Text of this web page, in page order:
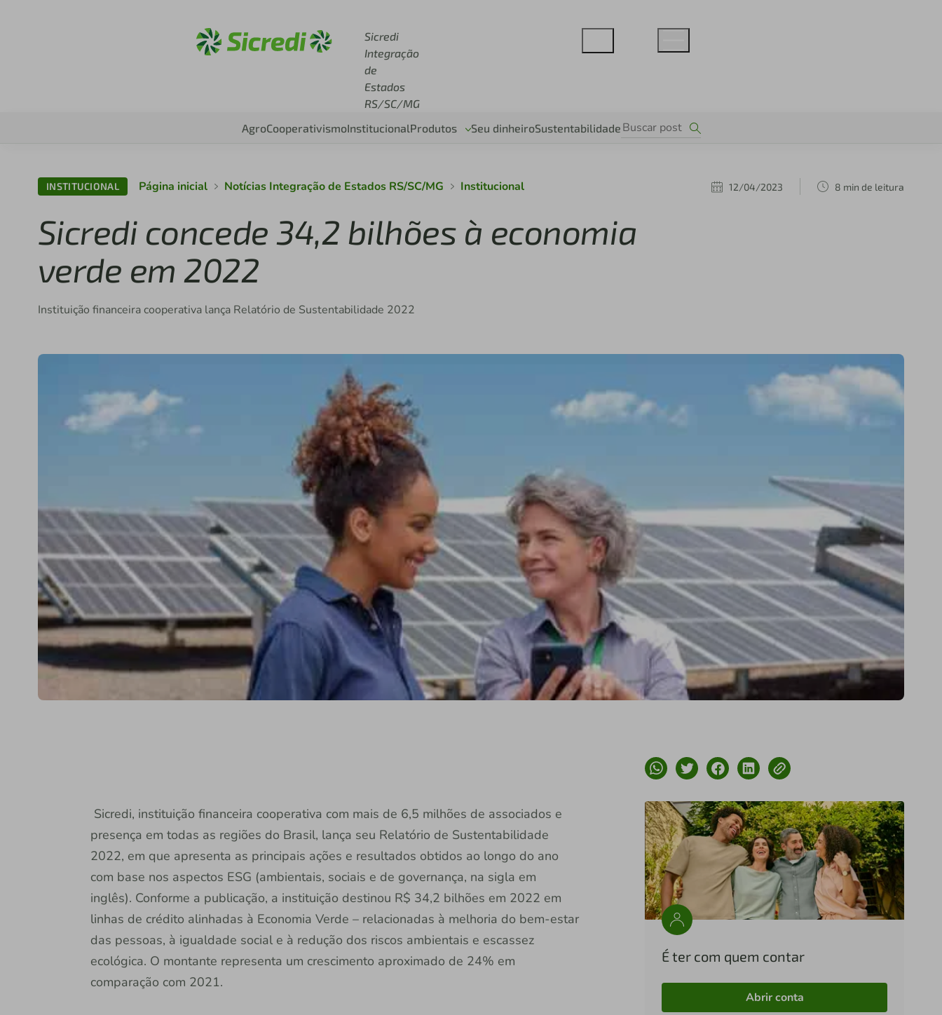
Sicredi
Integração
de
Estados
RS/SC/MG
AgroCooperativismoInstitucionalProdutos Seu dinheiroSustentabilidade
INSTITUCIONAL Página inicial Notícias Integração de Estados RS/SC/MG Institucional 12/04/2023 8 min de leitura
Sicredi concede 34,2 bilhões à economia
verde em 2022
Instituição financeira cooperativa lança Relatório de Sustentabilidade 2022
Sicredi, instituição financeira cooperativa com mais de 6,5 milhões de associados e
presença em todas as regiões do Brasil, lança seu Relatório de Sustentabilidade
2022, em que apresenta as principais ações e resultados obtidos ao longo do ano
com base nos aspectos ESG (ambientais, sociais e de governança, na sigla em
inglês). Conforme a publicação, a instituição destinou R$ 34,2 bilhões em 2022 em
linhas de crédito alinhadas à Economia Verde – relacionadas à melhoria do bem-estar
das pessoas, à igualdade social e à redução dos riscos ambientais e escassez
ecológica. O montante representa um crescimento aproximado de 24% em
comparação com 2021.
É ter com quem contar
Abrir conta